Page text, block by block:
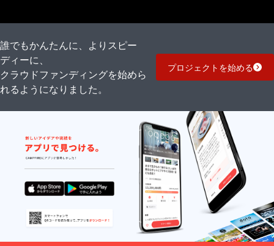
す。 ※
行事業
者登録
番号：
が遅れ
ます。
※皆様の
ご支援
により
上した
場合、
正規販
売価格
が販売
予定価
格より
下がる
可能性
もござ
いま
す。 ※
適格請
求書発
誰でもかんたんに、よりスピー
ディーに、
クラウドファンディングを始めら
れるようになりました。
プロジェクトを始める